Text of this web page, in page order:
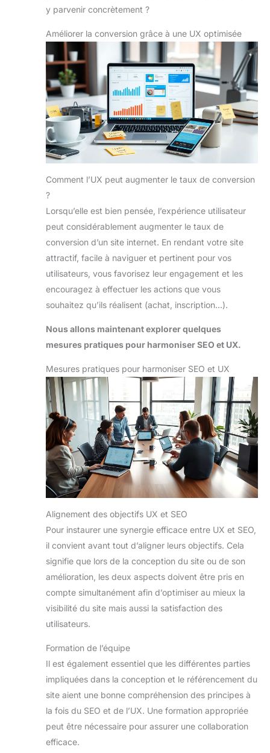
y parvenir concrètement ?
Améliorer la conversion grâce à une UX optimisée
Comment l’UX peut augmenter le taux de conversion
?
Lorsqu’elle est bien pensée, l’expérience utilisateur
peut considérablement augmenter le taux de
conversion d’un site internet. En rendant votre site
attractif, facile à naviguer et pertinent pour vos
utilisateurs, vous favorisez leur engagement et les
encouragez à effectuer les actions que vous
souhaitez qu’ils réalisent (achat, inscription…).
Nous allons maintenant explorer quelques
mesures pratiques pour harmoniser SEO et UX.
Mesures pratiques pour harmoniser SEO et UX
Alignement des objectifs UX et SEO
Pour instaurer une synergie efficace entre UX et SEO,
il convient avant tout d’aligner leurs objectifs. Cela
signifie que lors de la conception du site ou de son
amélioration, les deux aspects doivent être pris en
compte simultanément afin d’optimiser au mieux la
visibilité du site mais aussi la satisfaction des
utilisateurs.
Formation de l’équipe
Il est également essentiel que les différentes parties
impliquées dans la conception et le référencement du
site aient une bonne compréhension des principes à
la fois du SEO et de l’UX. Une formation appropriée
peut être nécessaire pour assurer une collaboration
efficace.